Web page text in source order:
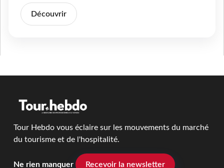
Découvrir
Tour Hebdo vous éclaire sur les mouvements du marché
du tourisme et de l'hospitalité.
Ne rien manquer Recevoir la newsletter